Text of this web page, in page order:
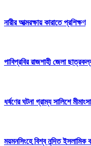
নারীর আত্মরক্ষায় কারাতে প্রশিক্ষণ
পাবিপ্রবির রাজশাহী জেলা
ধর্ষণের ঘটনা গ্রাম্য সালিশে
ময়মনসিংহে বিশ্ব নন্দিত